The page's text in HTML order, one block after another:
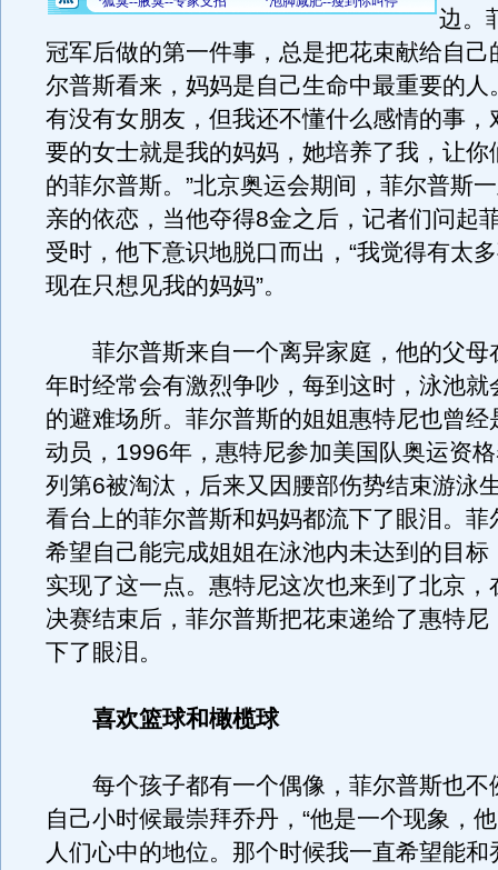
边。
冠军后做的第一件事，总是把花束献给自己
尔普斯看来，妈妈是自己生命中最重要的人
有没有女朋友，但我还不懂什么感情的事，
要的女士就是我的妈妈，她培养了我，让你
的菲尔普斯。”北京奥运会期间，菲尔普斯
亲的依恋，当他夺得8金之后，记者们问起
受时，他下意识地脱口而出，“我觉得有太
现在只想见我的妈妈”。
菲尔普斯来自一个离异家庭，他的父母
年时经常会有激烈争吵，每到这时，泳池就
的避难场所。菲尔普斯的姐姐惠特尼也曾经
动员，1996年，惠特尼参加美国队奥运资
列第6被淘汰，后来又因腰部伤势结束游泳
看台上的菲尔普斯和妈妈都流下了眼泪。菲
希望自己能完成姐姐在泳池内未达到的目标
实现了这一点。惠特尼这次也来到了北京，
决赛结束后，菲尔普斯把花束递给了惠特尼
下了眼泪。
喜欢篮球和橄榄球
每个孩子都有一个偶像，菲尔普斯也不
自己小时候最崇拜乔丹，“他是一个现象，
人们心中的地位。那个时候我一直希望能和